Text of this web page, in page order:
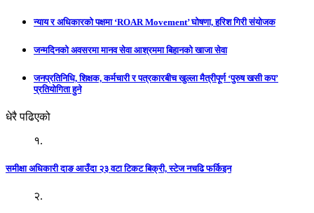
न्याय र अधिकारको पक्षमा ‘ROAR Movement’ घोषणा, हरिश गिरी संयोजक
जन्मदिनको अवसरमा मानव सेवा आश्रममा बिहानको खाजा सेवा
जनप्रतिनिधि, शिक्षक, कर्मचारी र पत्रकारबीच खुल्ला मैत्रीपूर्ण ‘पुरुष खसी कप’
प्रतियोगिता हुने
धेरै पढिएको
१.
समीक्षा अधिकारी दाङ आउँदा २३ वटा टिकट बिक्री, स्टेज नचढि फर्किइन
२.